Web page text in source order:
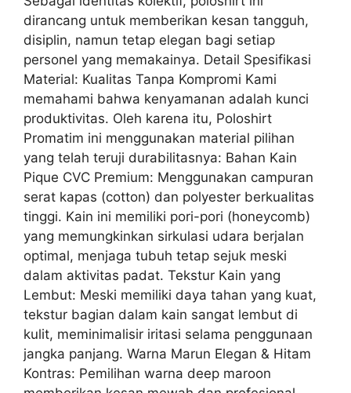
dirancang untuk memberikan kesan tangguh,
disiplin, namun tetap elegan bagi setiap
personel yang memakainya. Detail Spesifikasi
Material: Kualitas Tanpa Kompromi Kami
memahami bahwa kenyamanan adalah kunci
produktivitas. Oleh karena itu, Poloshirt
Promatim ini menggunakan material pilihan
yang telah teruji durabilitasnya: Bahan Kain
Pique CVC Premium: Menggunakan campuran
serat kapas (cotton) dan polyester berkualitas
tinggi. Kain ini memiliki pori-pori (honeycomb)
yang memungkinkan sirkulasi udara berjalan
optimal, menjaga tubuh tetap sejuk meski
dalam aktivitas padat. Tekstur Kain yang
Lembut: Meski memiliki daya tahan yang kuat,
tekstur bagian dalam kain sangat lembut di
kulit, meminimalisir iritasi selama penggunaan
jangka panjang. Warna Marun Elegan & Hitam
Kontras: Pemilihan warna deep maroon